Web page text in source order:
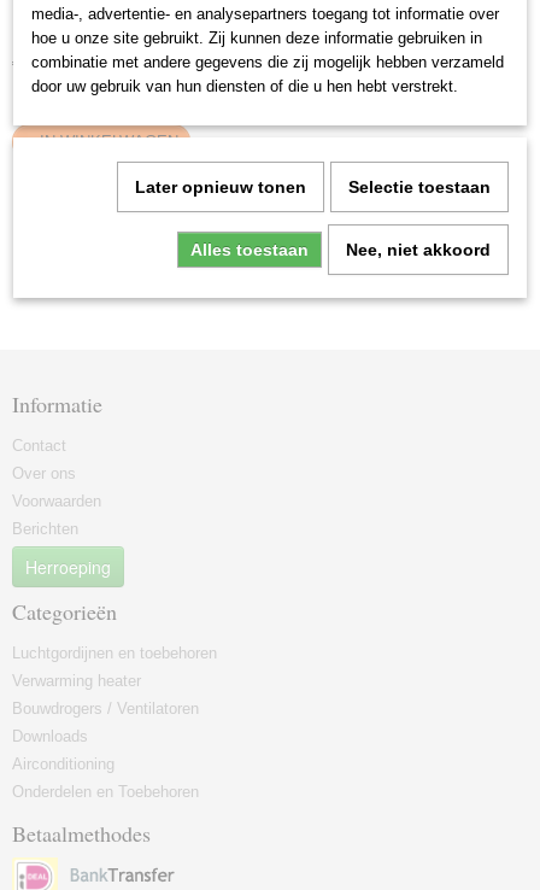
Montagehoogte Max. 2,5 meter Prijs ex. btw: € 2633,-…
€ 3.185,93
IN WINKELWAGEN
Informatie
Contact
Over ons
Voorwaarden
Berichten
Herroeping
Categorieën
Luchtgordijnen en toebehoren
Verwarming heater
Bouwdrogers / Ventilatoren
Downloads
Airconditioning
Onderdelen en Toebehoren
Betaalmethodes
media-, advertentie- en analysepartners toegang tot informatie over
hoe u onze site gebruikt. Zij kunnen deze informatie gebruiken in
combinatie met andere gegevens die zij mogelijk hebben verzameld
door uw gebruik van hun diensten of die u hen hebt verstrekt.
Later opnieuw tonen Selectie toestaan
Alles toestaan Nee, niet akkoord